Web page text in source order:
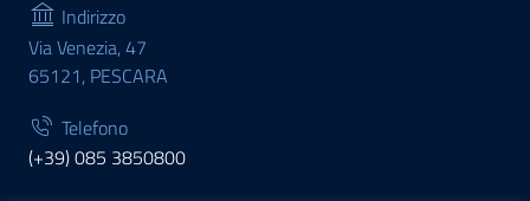
Indirizzo
Via Venezia, 47
65121, PESCARA
Telefono
(+39) 085 3850800